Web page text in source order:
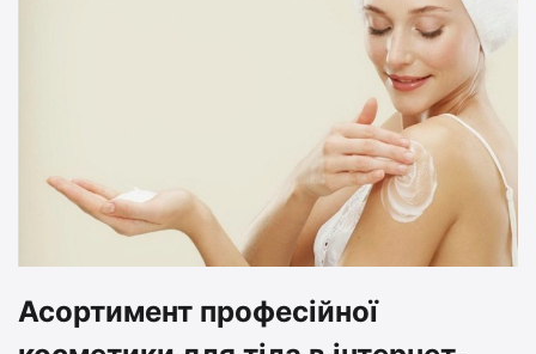
Асортимент професійної